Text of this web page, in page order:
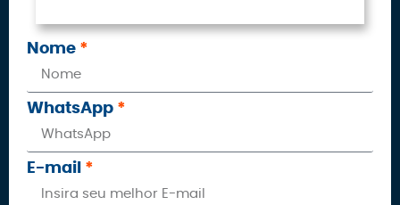
Nome
WhatsApp
E-mail